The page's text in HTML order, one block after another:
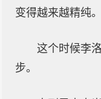
变得越来越精纯。
这个时候李
步。